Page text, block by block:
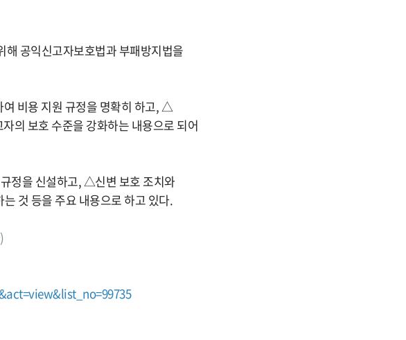
해 공익신고자보호법과 부패방지법을
비용 지원 규정을 명확히 하고, △
의 보호 수준을 강화하는 내용으로 되어
정을 신설하고, △신변 보호 조치와
것 등을 주요 내용으로 하고 있다.